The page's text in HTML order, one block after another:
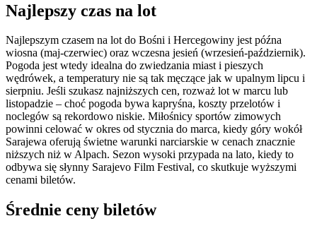
Najlepszy czas na lot
Najlepszym czasem na lot do Bośni i Hercegowiny jest późna
wiosna (maj-czerwiec) oraz wczesna jesień (wrzesień-październik).
Pogoda jest wtedy idealna do zwiedzania miast i pieszych
wędrówek, a temperatury nie są tak męczące jak w upalnym lipcu i
sierpniu. Jeśli szukasz najniższych cen, rozważ lot w marcu lub
listopadzie – choć pogoda bywa kapryśna, koszty przelotów i
noclegów są rekordowo niskie. Miłośnicy sportów zimowych
powinni celować w okres od stycznia do marca, kiedy góry wokół
Sarajewa oferują świetne warunki narciarskie w cenach znacznie
niższych niż w Alpach. Sezon wysoki przypada na lato, kiedy to
odbywa się słynny Sarajevo Film Festival, co skutkuje wyższymi
cenami biletów.
Średnie ceny biletów